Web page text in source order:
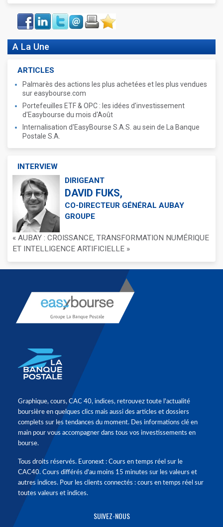
Face
book
LinkIn Twitter Envoyer ImprimerFavoris
A La Une
ARTICLES
Palmarès des actions les plus achetées et les plus vendues
sur easybourse.com
Portefeuilles ETF & OPC : les idées d'investissement
d'Easybourse du mois d'Août
Internalisation d'EasyBourse S.A.S. au sein de La Banque
Postale S.A.
INTERVIEW
DIRIGEANT
DAVID FUKS,
CO-DIRECTEUR GÉNÉRAL AUBAY
GROUPE
« AUBAY : CROISSANCE, TRANSFORMATION NUMÉRIQUE
ET INTELLIGENCE ARTIFICIELLE »
Graphique, cours, CAC 40, indices, retrouvez toute l'actualité
boursière en quelques clics mais aussi des articles et dossiers
complets sur les tendances du moment. Des informations clé en
main pour vous accompagner dans tous vos investissements en
bourse.
Tous droits réservés. Euronext : Cours en temps réel sur le
CAC40. Cours différés d'au moins 15 minutes sur les valeurs et
autres indices. Pour les clients connectés : cours en temps réel sur
toutes valeurs et indices.
SUIVEZ-NOUS